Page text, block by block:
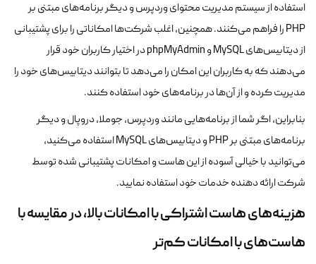
استفاده از سیستم مدیریت محتوای وردپرس و دیگر برنامه‌های مبتنی بر
PHP را فراهم می‌کنند. همچنین، اغلب شرکت‌ها امکاناتی را برای پشتیبانی
از دیتابیس‌های MySQL و phpMyAdmin در اختیار کاربران خود قرار
می‌دهند که به کاربران این امکان را می‌دهد تا بتوانند دیتابیس‌های خود را
مدیریت کرده و از آن‌ها در برنامه‌های خود استفاده کنند.
بنابراین، اگر شما از برنامه‌هایی مانند وردپرس، جوملا، دروپال و دیگر
برنامه‌های مبتنی بر PHP و دیتابیس‌های MySQL استفاده می‌کنید،
می‌توانید با خیالی آسوده از این هاست و امکانات پشتیبانی شده توسط
شرکت ارائه دهنده خدمات خود استفاده نمایید.
هزینه‌های هاست اشتراکی با امکانات بالا، در مقایسه با
هاست‌های با امکانات کم‌تر